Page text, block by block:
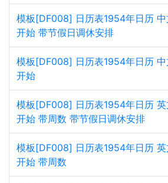
模板[DF008] 日历表1954年日历 中
开始 带节假日调休安排
模板[DF008] 日历表1954年日历 中
开始
模板[DF008] 日历表1954年日历
开始 带周数 带节假日调休安排
模板[DF008] 日历表1954年日历
开始 带周数